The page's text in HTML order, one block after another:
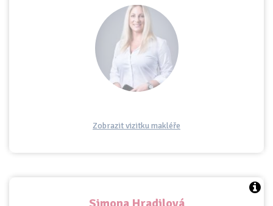
Zobrazit vizitku makléře